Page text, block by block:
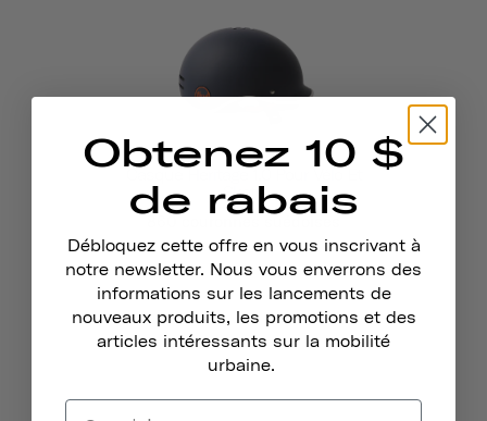
Skate
860 couronnes suédoises
Obtenez 10 $
de rabais
Débloquez cette offre en vous inscrivant à
notre newsletter. Nous vous enverrons des
informations sur les lancements de
nouveaux produits, les promotions et des
articles intéressants sur la mobilité
urbaine.